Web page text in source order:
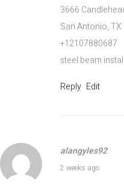
י
ו
3666
San Antonio,
+12107880687
steel beam
Reply Edit
alangyles92
2 weeks agoJuly 19,